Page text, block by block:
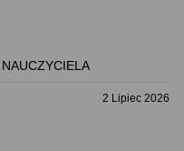
2 Lipiec 2026